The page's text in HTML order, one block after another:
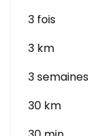
3 fois
3 km
3 semaines
30 km